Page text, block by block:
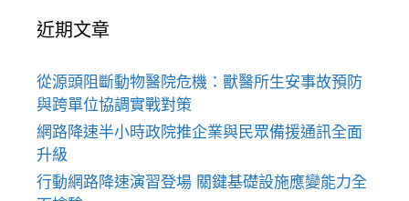
近期文章
從源頭阻斷動物醫院危機：獸醫所生安事故預防
與跨單位協調實戰對策
網路降速半小時政院推企業與民眾備援通訊全面
升級
行動網路降速演習登場 關鍵基礎設施應變能力全